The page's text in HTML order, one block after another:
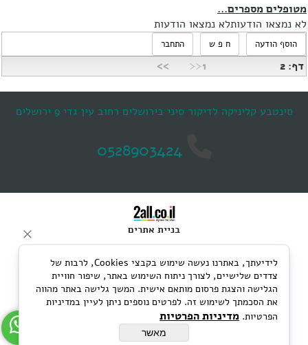
מטופלים מספרים...
לא נמצאו הודעותלא נמצאו הודעות
דף: 2 >>
סינטבע קליניקה לדיקור סיני בירושלים רחוב עין גדי 9 ירושלים
0528903424
בניית אתרים
לידיעתך, באתרנו נעשה שימוש בקבצי Cookies, לרבות של
צדדים שלישיים, לצורך ניתוח השימוש באתר, שיפור חוויית
הגלישה והצגת פרסום מותאם אישית. המשך גלישה באתר מהווה
את הסכמתך לשימוש זה. לפרטים נוספים ניתן לעיין במדיניות
הפרטיות. מדיניות הפרטיות
מאשר